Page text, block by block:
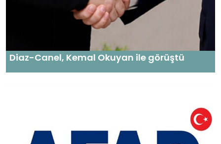
Diaz-Canel, Kemal Okuyan ile görüştü